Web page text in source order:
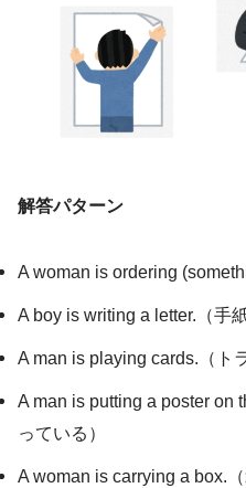
解答パターン
A woman is ordering
A boy is writing a letter.（手
A man is playing cards.（ト
A man is putting a poster on
っている）
A woman is carrying a box.（